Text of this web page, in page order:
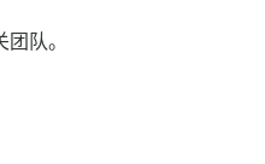
队。